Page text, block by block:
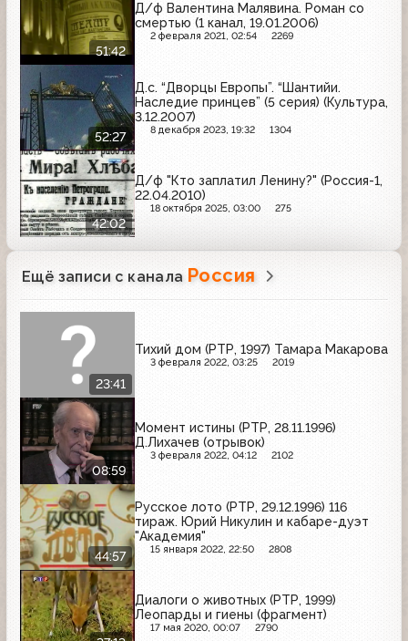
51:42
Д/ф Валентина Малявина. Роман со
смертью (1 канал, 19.01.2006)
2 февраля 2021, 02:54 2269
52:27
Д.с. “Дворцы Европы”. “Шантийи.
Наследие принцев” (5 серия) (Культура,
3.12.2007)
8 декабря 2023, 19:32 1304
42:02
Д/ф "Кто заплатил Ленину?" (Россия-1,
22.04.2010)
18 октября 2025, 03:00 275
Ещё записи с канала Россия
23:41
Тихий дом (РТР, 1997) Тамара Макарова
3 февраля 2022, 03:25 2019
08:59
Момент истины (РТР, 28.11.1996)
Д.Лихачев (отрывок)
3 февраля 2022, 04:12 2102
44:57
Русское лото (РТР, 29.12.1996) 116
тираж. Юрий Никулин и кабаре-дуэт
"Академия"
15 января 2022, 22:50 2808
Диалоги о животных (РТР, 1999)
Леопарды и гиены (фрагмент)
17 мая 2020, 00:07 2790